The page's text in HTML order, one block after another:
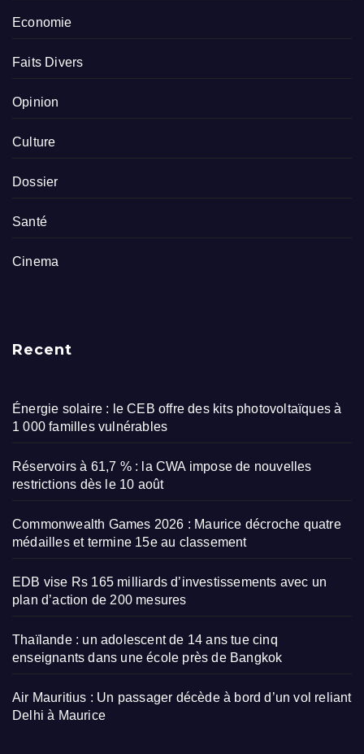
Economie
Faits Divers
Opinion
Culture
Dossier
Santé
Cinema
Recent
Énergie solaire : le CEB offre des kits photovoltaïques à
1 000 familles vulnérables
Réservoirs à 61,7 % : la CWA impose de nouvelles
restrictions dès le 10 août
Commonwealth Games 2026 : Maurice décroche quatre
médailles et termine 15e au classement
EDB vise Rs 165 milliards d’investissements avec un
plan d’action de 200 mesures
Thaïlande : un adolescent de 14 ans tue cinq
enseignants dans une école près de Bangkok
Air Mauritius : Un passager décède à bord d’un vol reliant
Delhi à Maurice